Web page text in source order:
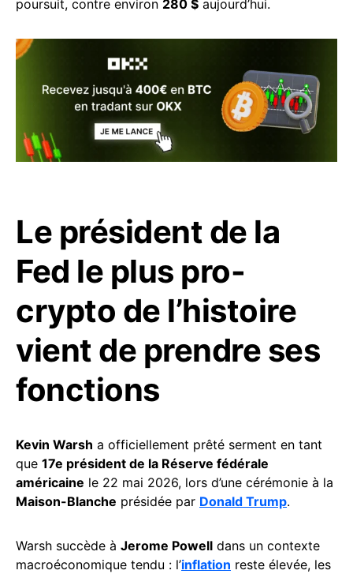
poursuit, contre environ 280 $ aujourd’hui.
Le président de la
Fed le plus pro-
crypto de l’histoire
vient de prendre ses
fonctions
Kevin Warsh a officiellement prêté serment en tant
que 17e président de la Réserve fédérale
américaine le 22 mai 2026, lors d’une cérémonie à la
Maison-Blanche présidée par Donald Trump.
Warsh succède à Jerome Powell dans un contexte
macroéconomique tendu : l’inflation reste élevée, les